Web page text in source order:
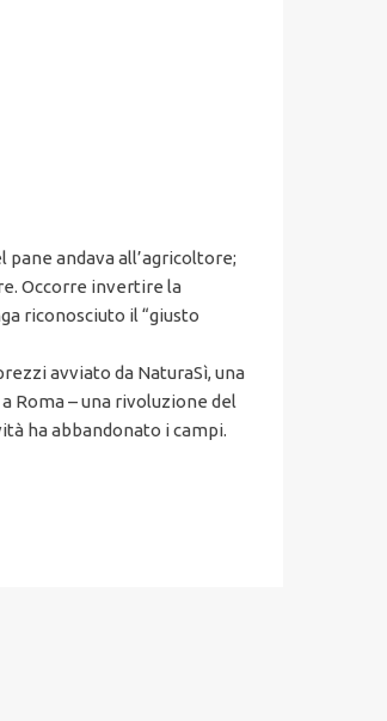
pane andava all’agricoltore;
Occorre invertire la
riconosciuto il “giusto
avviato da NaturaSì, una
Roma – una rivoluzione del
ha abbandonato i campi.